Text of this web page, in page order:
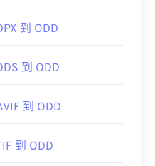
到 ODD
到 ODD
到 ODD
到 ODD